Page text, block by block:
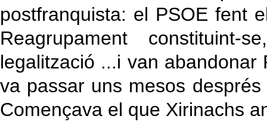
postfranquista: el PSOE fent
Reagrupament
legalització ...i van
va passar uns mesos després
Començava el que Xirinachs